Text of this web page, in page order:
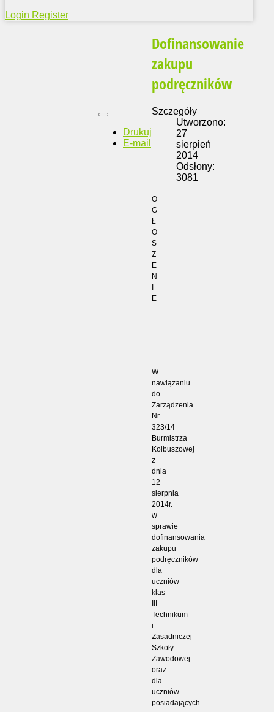
Login Register
Dofinansowanie
zakupu
podręczników
Drukuj
E-mail
Szczegóły
Utworzono:
27
sierpień
2014
Odsłony:
3081
O
G
Ł
O
S
Z
E
N
I
E
W
nawiązaniu
do
Zarządzenia
Nr
323/14
Burmistrza
Kolbuszowej
z
dnia
12
sierpnia
2014r.
w
sprawie
dofinansowania
zakupu
podręczników
dla
uczniów
klas
III
Technikum
i
Zasadniczej
Szkoły
Zawodowej
oraz
dla
uczniów
posiadających